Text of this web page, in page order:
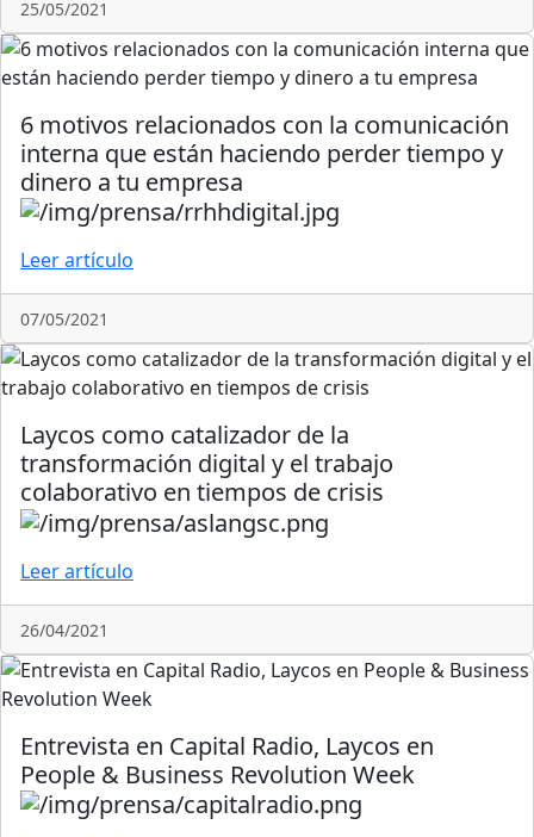
25/05/2021
6 motivos relacionados con la comunicación
interna que están haciendo perder tiempo y
dinero a tu empresa
Leer artículo
07/05/2021
Laycos como catalizador de la
transformación digital y el trabajo
colaborativo en tiempos de crisis
Leer artículo
26/04/2021
Entrevista en Capital Radio, Laycos en
People & Business Revolution Week